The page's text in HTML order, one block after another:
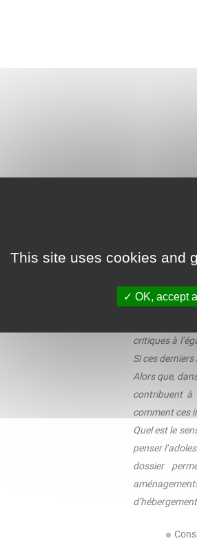
«Nouveau
cours des
critiques à
Si ces
Alors que,
contribuent à
comment ces
Quel est le
penser
dossier
This site uses cookies and
OK, accept all